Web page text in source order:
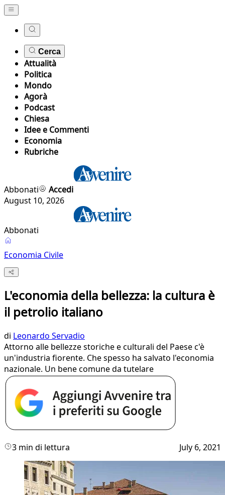
Cerca
Attualità
Politica
Mondo
Agorà
Podcast
Chiesa
Idee e Commenti
Economia
Rubriche
Abbonati
Accedi
August 10, 2026
Abbonati
Economia Civile
L'economia della bellezza: la cultura è
il petrolio italiano
di Leonardo Servadio
Attorno alle bellezze storiche e culturali del Paese c'è
un'industria fiorente. Che spesso ha salvato l'economia
nazionale. Un bene comune da tutelare
3 min di lettura July 6, 2021